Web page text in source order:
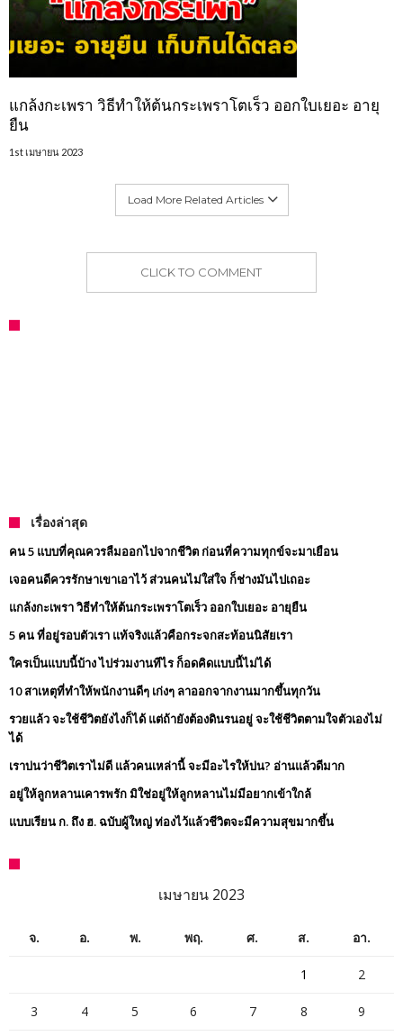
แกล้งกะเพรา วิธีทำให้ต้นกระเพราโตเร็ว ออกใบเยอะ อายุ
ยืน
1st เมษายน 2023
Load More Related Articles
CLICK TO COMMENT
เรื่องล่าสุด
คน 5 แบบที่คุณควรลืมออกไปจากชีวิต ก่อนที่ความทุกข์จะมาเยือน
เจอคนดีควรรักษาเขาเอาไว้ ส่วนคนไม่ใส่ใจ ก็ช่างมันไปเถอะ
แกล้งกะเพรา วิธีทำให้ต้นกระเพราโตเร็ว ออกใบเยอะ อายุยืน
5 คน ที่อยู่รอบตัวเรา แท้จริงแล้วคือกระจกสะท้อนนิสัยเรา
ใครเป็นแบบนี้บ้าง ไปร่วมงานทีไร ก็อดคิดแบบนี้ไม่ได้
10 สาเหตุที่ทำให้พนักงานดีๆ เก่งๆ ลาออกจากงานมากขึ้นทุกวัน
รวยแล้ว จะใช้ชีวิตยังไงก็ได้ แต่ถ้ายังต้องดินรนอยู่ จะใช้ชีวิตตามใจตัวเองไม่
ได้
เราบ่นว่าชีวิตเราไม่ดี แล้วคนเหล่านี้ จะมีอะไรให้บ่น? อ่านแล้วดีมาก
อยู่ให้ลูกหลานเคารพรัก มิใช่อยู่ให้ลูกหลานไม่มีอยากเข้าใกล้
แบบเรียน ก. ถึง ฮ. ฉบับผู้ใหญ่ ท่องไว้แล้วชีวิตจะมีความสุขมากขึ้น
เมษายน 2023
จ. อ. พ. พฤ. ศ. ส. อา.
1 2
3 4 5 6 7 8 9